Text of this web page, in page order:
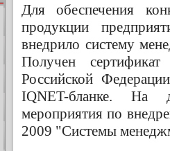
Для обеспечения
продукции
внедрило систему
Получен
Российской
IQNET-бланке. На
мероприятия по
2009 "Системы